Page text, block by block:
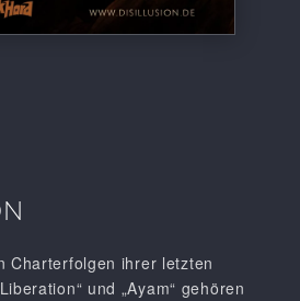
Charterfolgen ihrer letzten
und „Ayam“ gehören